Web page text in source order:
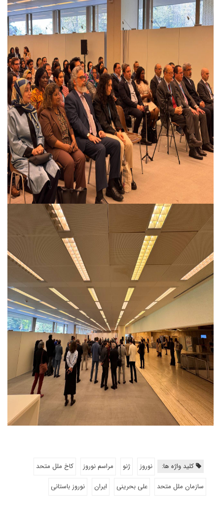
کلید واژه ها: نوروز ژنو مراسم نوروز
کاخ ملل متحد
سازمان ملل متحد
علی بحرینی ایران نوروز باستانی